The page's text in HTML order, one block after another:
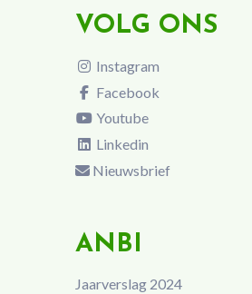
VOLG ONS
Instagram
Facebook
Youtube
Linkedin
Nieuwsbrief
ANBI
Jaarverslag 2024